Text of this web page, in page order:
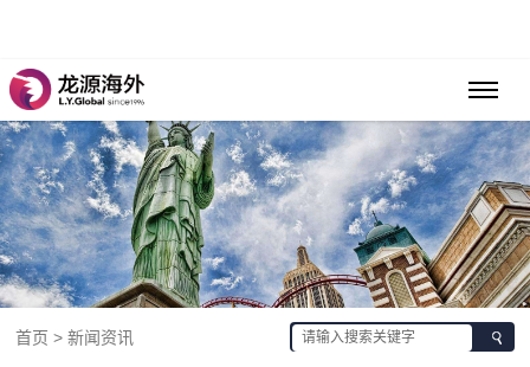
首页 > 新闻资讯